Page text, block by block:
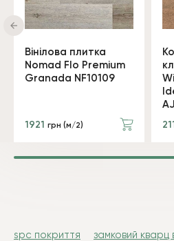
Вінілова плитка
Nomad Flo Premium
Granada NF10109
1921 грн (м/2)
spc покриття замковий кварц